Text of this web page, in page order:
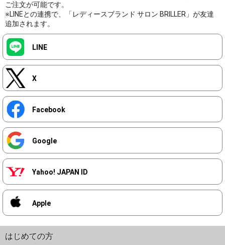
ご注文が可能です。
※LINEとの連携で、「レディースブランド サロン BRILLER」が友達
追加されます。
LINE
X
Facebook
Google
Yahoo! JAPAN ID
Apple
はじめての方